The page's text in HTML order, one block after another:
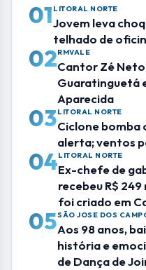
01 LITORAL NORTE
Jovem leva
telhado de
02RMVALE
Cantor Zé
Guaratinguetá
Aparecida
03LITORAL NORTE
Ciclone bomba
alerta; ventos
04LITORAL NORTE
Ex-chefe de
recebeu R$
foi criado em
05SÃO JOSE DOS
Aos 98 anos,
história e
de Dança de